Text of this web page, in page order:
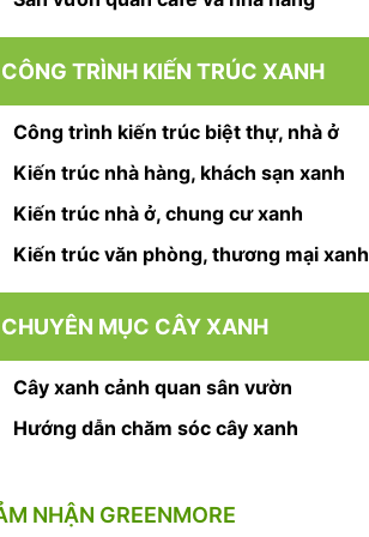
CÔNG TRÌNH KIẾN TRÚC XANH
Công trình kiến trúc biệt thự, nhà ở
Kiến trúc nhà hàng, khách sạn xanh
Kiến trúc nhà ở, chung cư xanh
Kiến trúc văn phòng, thương mại xanh
CHUYÊN MỤC CÂY XANH
Cây xanh cảnh quan sân vườn
Hướng dẫn chăm sóc cây xanh
NHẬN GREENMORE